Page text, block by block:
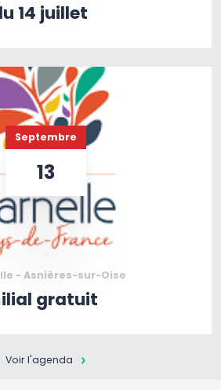
14 juillet
Septembre
13
- Asnières-sur-Oise
gratuit
Voir l'agenda